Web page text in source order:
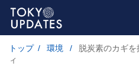
トップ / 環境 /
脱炭素のカギ
ィ